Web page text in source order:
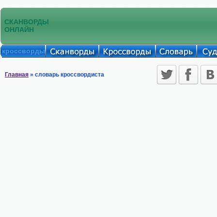
СКАНВОРДЫ
ОНЛАЙН
кроссворды
Главная » словарь кроссвордиста